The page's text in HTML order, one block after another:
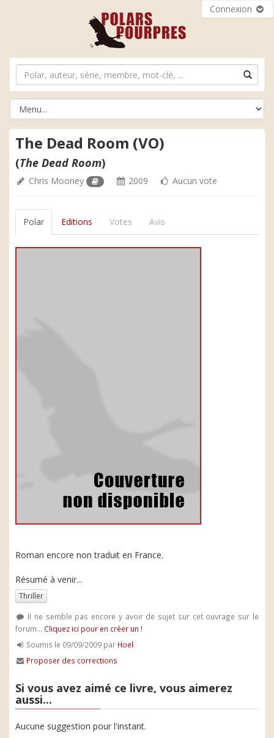
Connexion
The Dead Room (VO)
(The Dead Room)
Chris Mooney 2009 Aucun vote
Polar Editions Votes Avis
Roman encore non traduit en France.
Résumé à venir...
Thriller
Il ne semble pas encore y avoir de sujet sur cet ouvrage sur le
forum... Cliquez ici pour en créer un !
Soumis le 09/09/2009 par Hoel
Proposer des corrections
Si vous avez aimé ce livre, vous aimerez
aussi...
Aucune suggestion pour l'instant.